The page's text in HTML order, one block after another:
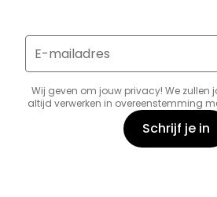
E-mailadres
Wij geven om jouw privacy! We zullen
altijd verwerken in overeenstemming
Schrijf je in